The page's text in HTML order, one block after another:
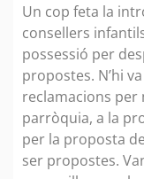
Un cop feta la
consellers
possessió per
propostes. N’hi
reclamacions per
parròquia, a la
per la proposta
ser propostes.